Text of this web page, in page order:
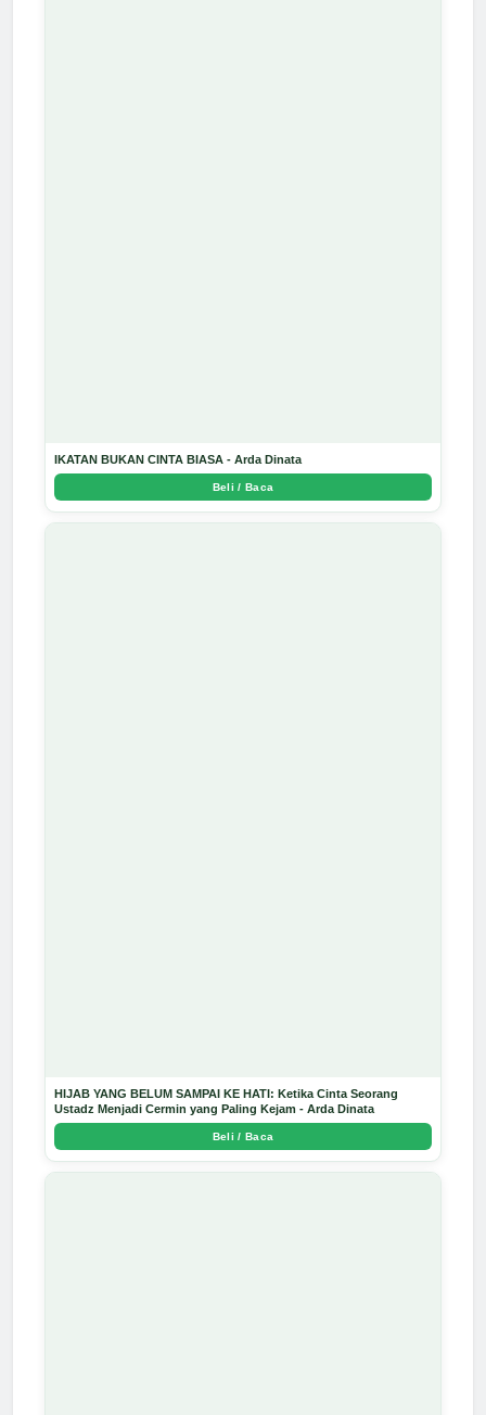
IKATAN BUKAN CINTA BIASA - Arda Dinata
Beli / Baca
HIJAB YANG BELUM SAMPAI KE HATI: Ketika Cinta Seorang
Ustadz Menjadi Cermin yang Paling Kejam - Arda Dinata
Beli / Baca